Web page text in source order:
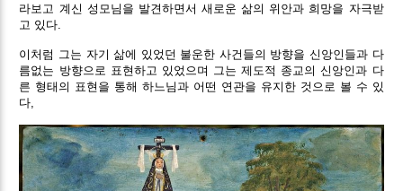
라보고 계신 성모님을 발견하면서 새로운 삶의 위안과 희망을 자극받
고 있다.
이처럼 그는 자기 삶에 있었던 불운한 사건들의 방향을 신앙인들과 다
름없는 방향으로 표현하고 있었으며 그는 제도적 종교의 신앙인과 다
른 형태의 표현을 통해 하느님과 어떤 연관을 유지한 것으로 볼 수 있
다,